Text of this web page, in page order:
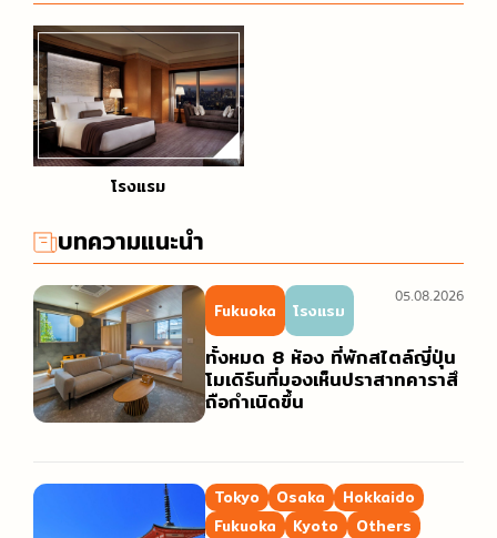
โรงแรม
บทความแนะนำ
Fukuoka โรงแรม
ทั้งหมด 8 ห้อง ที่พักสไตล์ญี่ปุ่น
โมเดิร์นที่มองเห็นปราสาทคาราสึ
ถือกำเนิดขึ้น
05.08.2026
Tokyo Osaka
Hokkaido
Fukuoka
Kyoto Others